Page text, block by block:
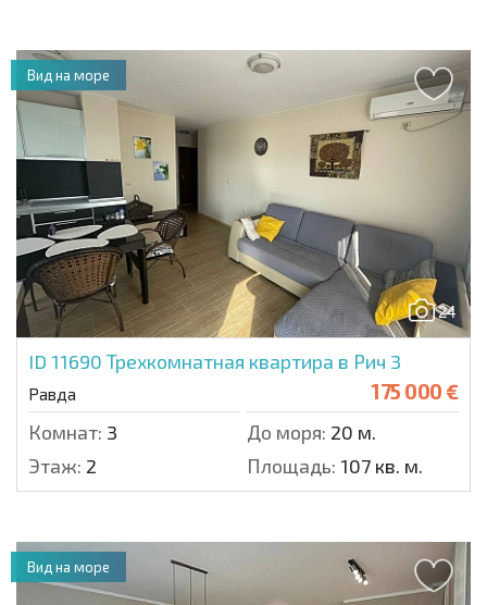
24
ID 11690 Трехкомнатная квартира в Рич 3
Равда 175 000 €
Комнат: 3 До моря: 20 м.
Этаж: 2 Площадь: 107 кв. м.
Вид на море
Вид на море